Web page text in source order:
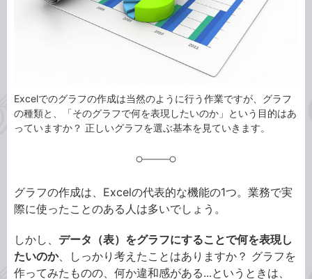
Excelでのグラフの作成は当然のように行う作業ですが、グラフ
の種類と、「そのグラフで何を表現したいのか」という目的はあ
っていますか？ 正しいグラフを選ぶ基本を見ていきます。
グラフの作成は、Excelの代表的な機能の1つ。業務で実
際に使ったことのある人は多いでしょう。
しかし、 データ（表）をグラフにすることで何を表現し
たいのか、しっかり考えたことはありますか？ グラフを
作ってみたものの、何か違和感がある...というときは、